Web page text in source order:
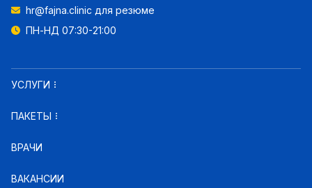
hr@fajna.clinic для резюме
ПН-НД 07:30-21:00
УСЛУГИ
ПАКЕТЫ
ВРАЧИ
ВАКАНСИИ